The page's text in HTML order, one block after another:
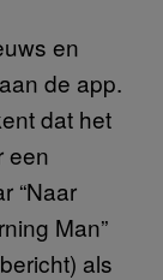
en
aan de app.
dat het
een
“Naar
Man”
als